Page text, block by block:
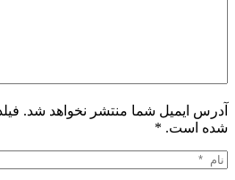
آدرس ایمیل شما منتشر نخواهد شد.
شده است. *